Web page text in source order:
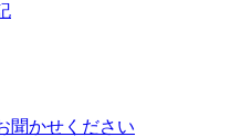
聞かせください